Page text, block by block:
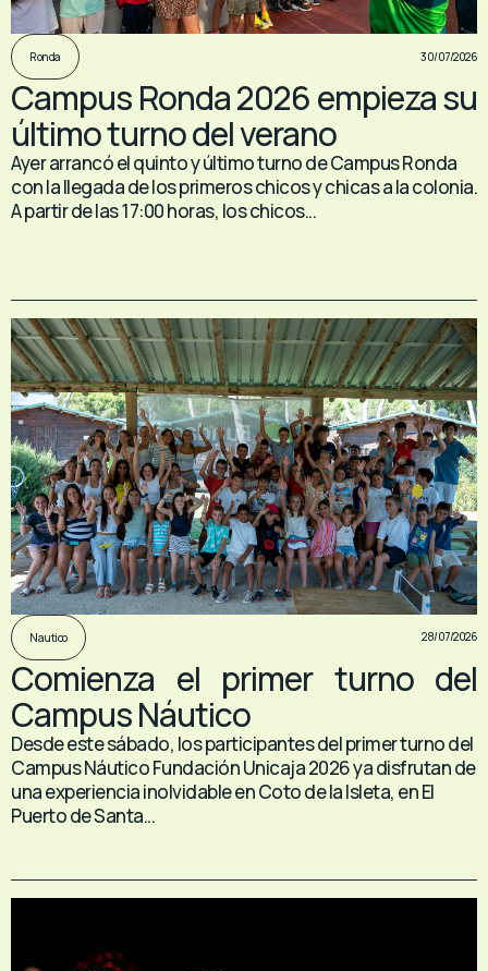
Ronda 30/07/2026
Campus Ronda 2026 empieza su
último turno del verano
Ayer arrancó el quinto y último turno de Campus Ronda
con la llegada de los primeros chicos y chicas a la colonia.
A partir de las 17:00 horas, los chicos...
Nautico 28/07/2026
Comienza el primer turno del
Campus Náutico
Desde este sábado, los participantes del primer turno del
Campus Náutico Fundación Unicaja 2026 ya disfrutan de
una experiencia inolvidable en Coto de la Isleta, en El
Puerto de Santa...